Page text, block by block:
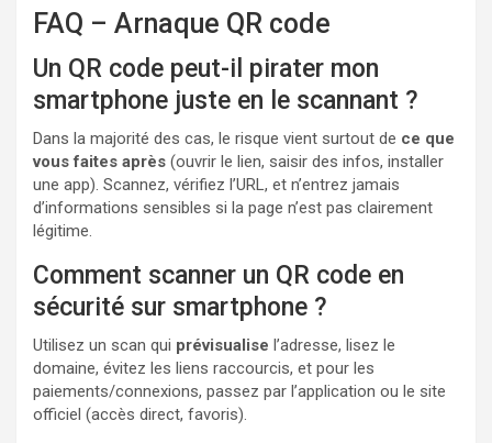
FAQ – Arnaque QR code
Un QR code peut-il pirater mon
smartphone juste en le scannant ?
Dans la majorité des cas, le risque vient surtout de ce que
vous faites après (ouvrir le lien, saisir des infos, installer
une app). Scannez, vérifiez l’URL, et n’entrez jamais
d’informations sensibles si la page n’est pas clairement
légitime.
Comment scanner un QR code en
sécurité sur smartphone ?
Utilisez un scan qui prévisualise l’adresse, lisez le
domaine, évitez les liens raccourcis, et pour les
paiements/connexions, passez par l’application ou le site
officiel (accès direct, favoris).